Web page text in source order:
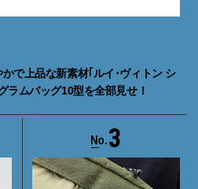
かで上品な新素材｢ルイ･ヴィトン シ
ラムバッグ10型を全部見せ！
3